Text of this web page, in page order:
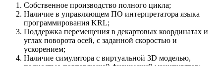
Собственное производство полного цикла;
Наличие в управляющем ПО интерпретатора языка
программирования KRL;
Поддержка перемещения в декартовых координатах и
углах поворота осей, с заданной скоростью и
ускорением;
Наличие симулятора с виртуальной 3D моделью,